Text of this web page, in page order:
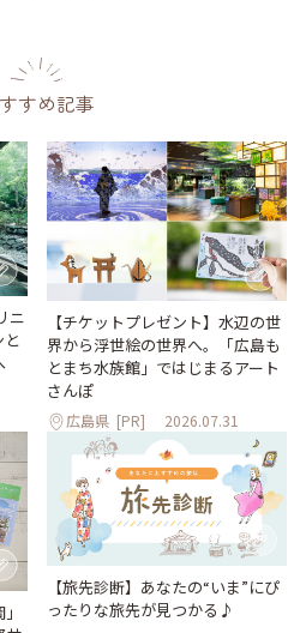
すめ記事
ニ
と
【チケットプレゼント】水辺の世
界から浮世絵の世界へ。「広島も
とまち水族館」ではじまるアート
さんぽ
広島県 [PR] 2026.07.31
【旅先診断】あなたの“いま”にぴ
ったりな旅先が見つかる♪